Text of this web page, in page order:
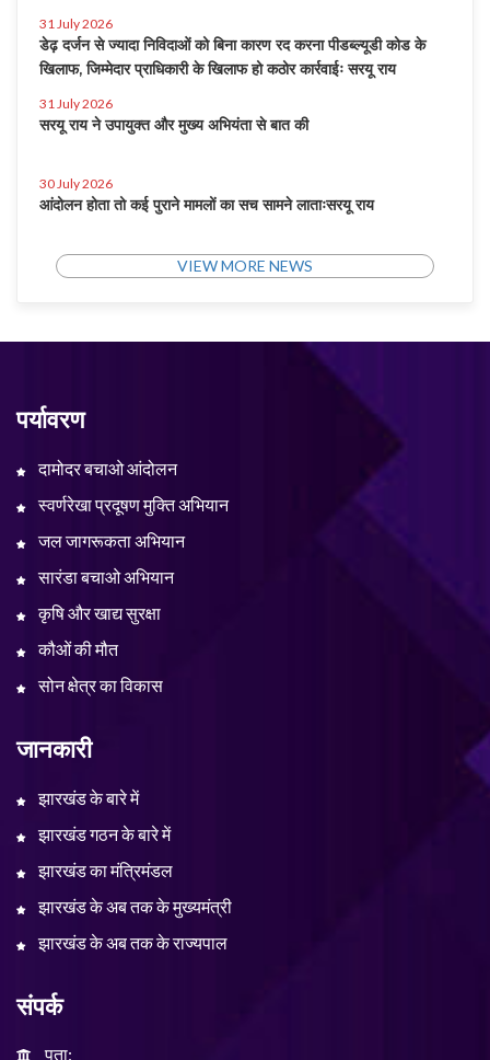
31 July 2026
डेढ़ दर्जन से ज्यादा निविदाओं को बिना कारण रद करना पीडब्ल्यूडी कोड के
खिलाफ, जिम्मेदार प्राधिकारी के खिलाफ हो कठोर कार्रवाईः सरयू राय
31 July 2026
सरयू राय ने उपायुक्त और मुख्य अभियंता से बात की
30 July 2026
आंदोलन होता तो कई पुराने मामलों का सच सामने लाताःसरयू राय
VIEW MORE NEWS
पर्यावरण
दामोदर बचाओ आंदोलन
स्वर्णरेखा प्रदूषण मुक्ति अभियान
जल जागरूकता अभियान
सारंडा बचाओ अभियान
कृषि और खाद्य सुरक्षा
कौओं की मौत
सोन क्षेत्र का विकास
जानकारी
झारखंड के बारे में
झारखंड गठन के बारे में
झारखंड का मंत्रिमंडल
झारखंड के अब तक के मुख्यमंत्री
झारखंड के अब तक के राज्यपाल
संपर्क
पता: